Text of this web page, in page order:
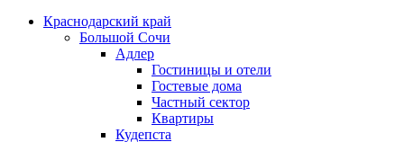
Краснодарский край
Большой Сочи
Адлер
Гостиницы и отели
Гостевые дома
Частный сектор
Квартиры
Кудепста